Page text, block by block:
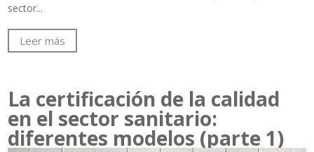
sector...
Leer más
La certificación de la calidad
en el sector sanitario:
diferentes modelos (parte 1)